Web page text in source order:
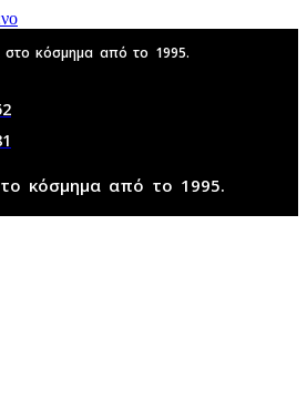
στο κόσμημα από το 1995.
κόσμημα από το 1995.